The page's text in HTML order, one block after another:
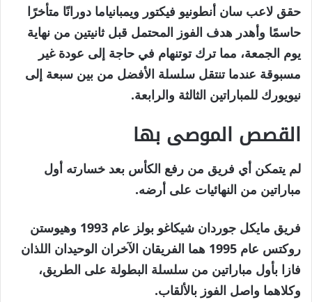
حقق لاعب سان أنطونيو فيكتور ويمبانياما دورانًا متأخرًا
حاسمًا وأهدر هدف الفوز المحتمل قبل ثانيتين من نهاية
يوم الجمعة، مما ترك توتنهام في حاجة إلى عودة غير
مسبوقة عندما تنتقل سلسلة الأفضل من بين سبعة إلى
نيويورك للمباراتين الثالثة والرابعة.
القصص الموصى بها
قائمة
من
عناصر
نهاية
القائمة
لم يتمكن أي فريق من رفع الكأس بعد خسارته أول
مباراتين من النهائيات على أرضه.
فريق مايكل جوردان شيكاغو بولز عام 1993 وهيوستن
روكتس عام 1995 هما الفريقان الآخران الوحيدان اللذان
فازا بأول مباراتين من سلسلة البطولة على الطريق،
وكلاهما واصل الفوز بالألقاب.